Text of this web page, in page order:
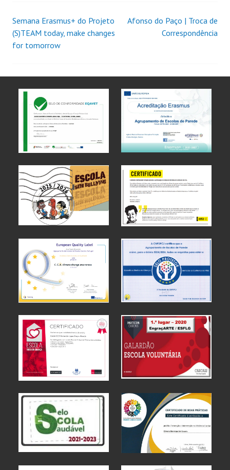
Semana Erasmus+ do Projeto
(S)TEAM today, make changes
for tomorrow
Afonso do Paço | Troca de
Correspondência